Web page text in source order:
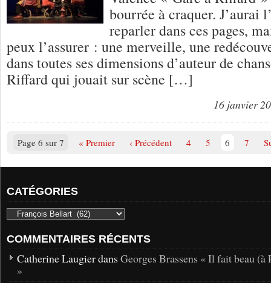
bourrée à craquer. J’aurai
reparler dans ces pages,
peux l’assurer : une merveille, une
dans toutes ses dimensions d’auteur de
Riffard qui jouait sur scène […]
16 janvier
Page 6 sur 7 « Premier ‹ Précédent 4 5 6 7
CATÉGORIES
COMMENTAIRES RÉCENTS
Catherine Laugier dans Georges Brassens « Il fait beau (à
»